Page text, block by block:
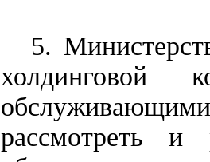
5.
холдинговой
рассмотреть и